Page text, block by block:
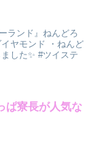
ランド』ねんどろ
ヤモンド ・ねんど
した✨ #ツイステ
ぱ寮長が人気な